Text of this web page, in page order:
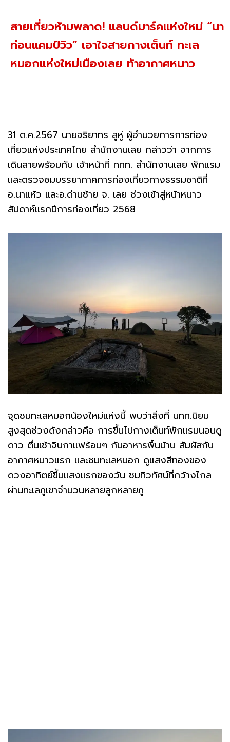
สายเที่ยวห้ามพลาด! แลนด์มาร์คแห่งใหม่ “นา
ท่อนแคมป์วิว” เอาใจสายกางเต็นท์ ทะเล
หมอกแห่งใหม่เมืองเลย ท้าอากาศหนาว
31 ต.ค.2567 นายจริยาทร สูหู่ ผู้อำนวยการการท่อง
เที่ยวแห่งประเทศไทย สำนักงานเลย กล่าวว่า จากการ
เดินสายพร้อมกับ เจ้าหน้าที่ ททท. สำนักงานเลย พักแรม
และตรวจชมบรรยากาศการท่องเที่ยวทางธรรมชาติที่
อ.นาแห้ว และอ.ด่านซ้าย จ. เลย ช่วงเข้าสู่หน้าหนาว
สัปดาห์แรกปีการท่องเที่ยว 2568
จุดชมทะเลหมอกน้องใหม่แห่งนี้ พบว่าสิ่งที่ นทท.นิยม
สูงสุดช่วงดังกล่าวคือ การขึ้นไปกางเต็นท์พักแรมนอนดู
ดาว ตื่นเช้าจิบกาแฟร้อนๆ กับอาหารพื้นบ้าน สัมผัสกับ
อากาศหนาวแรก และชมทะเลหมอก ดูแสงสีทองของ
ดวงอาทิตย์ขึ้นแสงแรกของวัน ชมทิวทัศน์ที่กว้างไกล
ผ่านทะเลภูเขาจำนวนหลายลูกหลายภู